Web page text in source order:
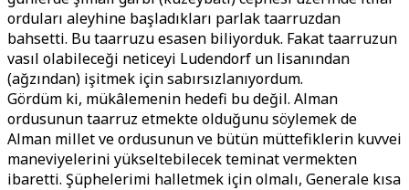
orduları aleyhine başladıkları parlak taarruzdan
bahsetti. Bu taarruzu esasen biliyorduk. Fakat taarruzun
vasıl olabileceği neticeyi Ludendorf un lisanından
(ağzından) işitmek için sabırsızlanıyordum.
Gördüm ki, mükâlemenin hedefi bu değil. Alman
ordusunun taarruz etmekte olduğunu söylemek de
Alman millet ve ordusunun ve bütün müttefiklerin kuvvei
maneviyelerini yükseltebilecek teminat vermekten
ibaretti. Şüphelerimi halletmek için olmalı, Generale kısa